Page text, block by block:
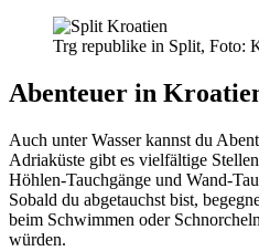
Trg republike in Split, Foto:
Abenteuer in
Auch unter Wasser kannst du
Adriaküste gibt es vielfältige
Höhlen-Tauchgänge und Wand-
Sobald du abgetauchst bist,
beim Schwimmen oder
würden.